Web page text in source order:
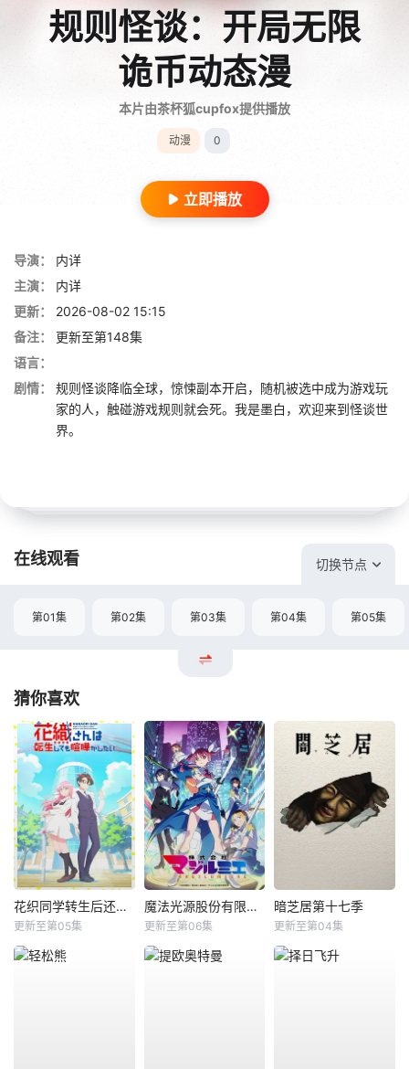
规则怪谈：开局无限
诡币动态漫
本片由茶杯狐cupfox提供播放
动漫 0
立即播放
导演：
内详
主演：
内详
更新：
2026-08-02 15:15
备注：
更新至第148集
语言：
剧情：
规则怪谈降临全球，惊悚副本开启，随机被选中成为游戏玩
家的人，触碰游戏规则就会死。我是墨白，欢迎来到怪谈世
界。
在线观看 切换节点
第01集 第02集 第03集 第04集 第05集
猜你喜欢
花织同学转生后还是想干架
更新至第05集
魔法光源股份有限公司第二季
更新至第06集
暗芝居第十七季
更新至第04集